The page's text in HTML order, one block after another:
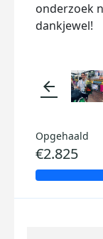
onderzoek
dankjewel!
arrow_back
Opgehaald
€2.825